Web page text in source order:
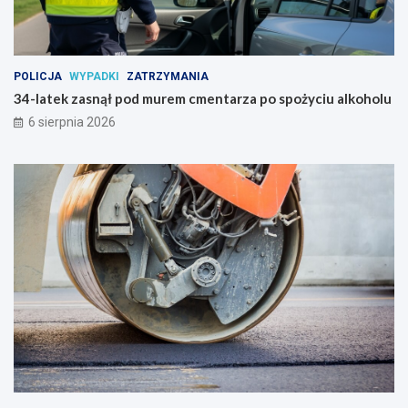
POLICJA WYPADKI ZATRZYMANIA
34-latek zasnął pod murem cmentarza po spożyciu alkoholu
6 sierpnia 2026